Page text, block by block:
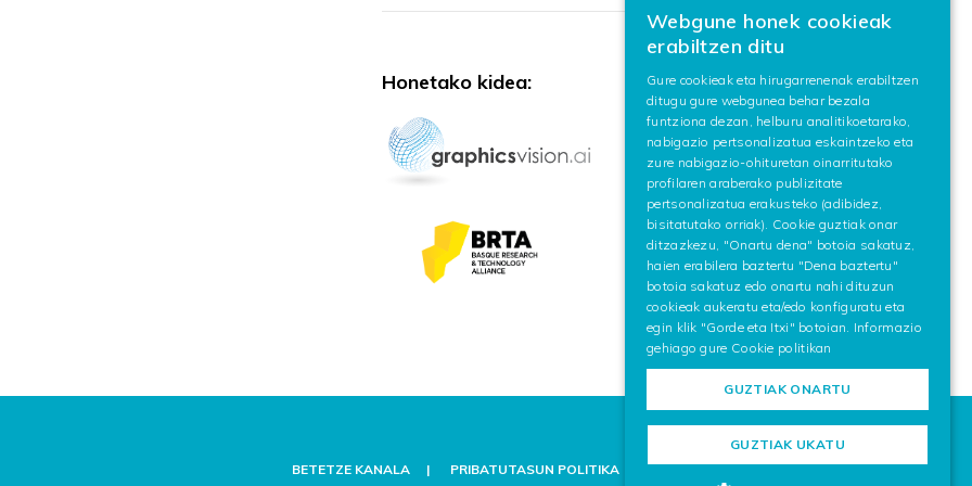
Honetako kidea:
BETETZE KANALA PRIBATUTASUN POLITIKA COOKIEN POLITIKA LEGE-OHARRA
BASQUE
Webgune honek cookieak
erabiltzen ditu
Gure cookieak eta hirugarrenenak erabiltzen
ditugu gure webgunea behar bezala
funtziona dezan, helburu analitikoetarako,
nabigazio pertsonalizatua eskaintzeko eta
zure nabigazio-ohituretan oinarritutako
profilaren araberako publizitate
pertsonalizatua erakusteko (adibidez,
bisitatutako orriak). Cookie guztiak onar
ditzazkezu, "Onartu dena" botoia sakatuz,
haien erabilera baztertu "Dena baztertu"
botoia sakatuz edo onartu nahi dituzun
cookieak aukeratu eta/edo konfiguratu eta
egin klik "Gorde eta Itxi" botoian. Informazio
gehiago gure Cookie politikan
GUZTIAK ONARTU
GUZTIAK UKATU